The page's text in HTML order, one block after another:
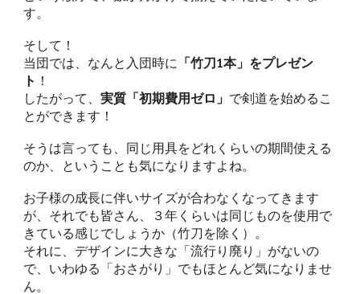
す。
そして！
当団では、なんと入団時に 「竹刀1本」をプレゼン
ト ！
したがって、実質「初期費用ゼロ」 で剣道を始めるこ
とができます！
そうは言っても、同じ用具をどれくらいの期間使える
のか、ということも気になりますよね。
お子様の成長に伴いサイズが合わなくなってきます
が、それでも皆さん、３年くらいは同じものを使用で
きている感じでしょうか（竹刀を除く）。
それに、デザインに大きな「流行り廃り」がないの
で、いわゆる「おさがり」でもほとんど気になりませ
ん。